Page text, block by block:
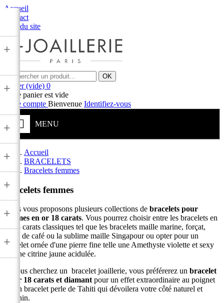
Accueil
Contact
Plan du site
OK
Panier (vide) 0
Votre panier est vide
Votre compte Bienvenue Identifiez-vous
MENU
+
+
+
+
+
+
+
Accueil
BRACELETS
Bracelets femmes
Bracelets femmes
Nous vous proposons plusieurs collections de bracelets pour
femmes en or 18 carats. Vous pourrez choisir entre les bracelets en
or 18 carats classiques tel que les bracelets maille marine, forçat,
grain de café ou la sublime maille Singapour ou opter pour un
bracelet ornée d'une pierre fine telle une Amethyste violette et sexy
ou une citrine jaune acidulée.
Si vous cherchez un bracelet joaillerie, vous préférerez un bracelet
en or 18 carats et diamantpour un effet extraordinaire au poignet
ou un bracelet perle de Tahiti qui dévoilera votre côté naturel et
féminin.